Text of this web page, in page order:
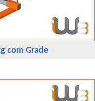
com Grade